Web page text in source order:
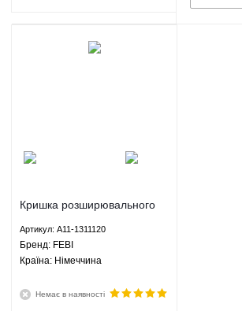
Кришка розширювального
Карі/Арізо 3/Тіго 2 - A11-
1311120 FEBI
Артикул: A11-1311120
Брeнд: FEBI
Країна: Німеччина
Немає в наявності